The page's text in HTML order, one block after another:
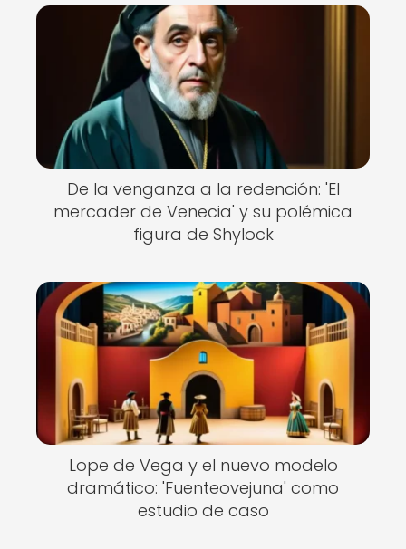
De la venganza a la redención: 'El
mercader de Venecia' y su polémica
figura de Shylock
Lope de Vega y el nuevo modelo
dramático: 'Fuenteovejuna' como
estudio de caso